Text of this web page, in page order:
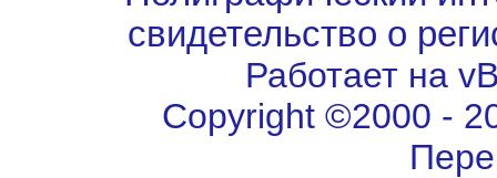
свидетельство о
Работает на
Copyright ©2000 -